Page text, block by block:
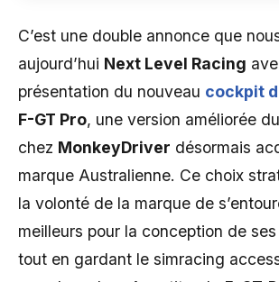
C’est une double annonce que
aujourd’hui Next Level Racing
présentation du nouveau cockpit
F-GT Pro, une version améliorée
chez MonkeyDriver désormais
marque Australienne. Ce choix
la volonté de la marque de
meilleurs pour la conception de
tout en gardant le simracing